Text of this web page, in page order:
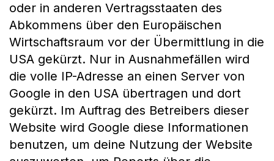
oder in anderen Vertragsstaaten des
Abkommens über den Europäischen
Wirtschaftsraum vor der Übermittlung in die
USA gekürzt. Nur in Ausnahmefällen wird
die volle IP-Adresse an einen Server von
Google in den USA übertragen und dort
gekürzt. Im Auftrag des Betreibers dieser
Website wird Google diese Informationen
benutzen, um deine Nutzung der Website